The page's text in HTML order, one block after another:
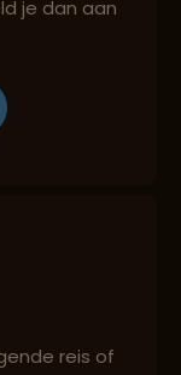
je dan aan
reis of